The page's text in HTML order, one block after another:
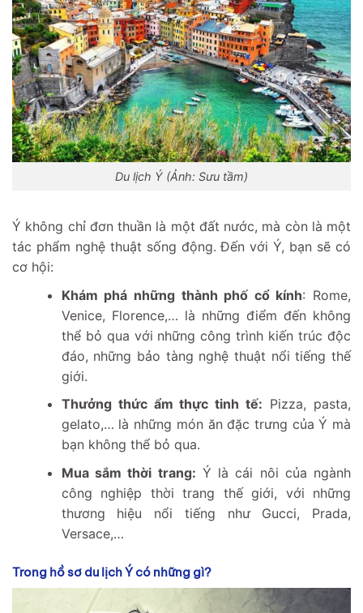
Du lịch Ý (Ảnh: Sưu tầm)
Ý không chỉ đơn thuần là một đất nước, mà còn là một
tác phẩm nghệ thuật sống động. Đến với Ý, bạn sẽ có
cơ hội:
Khám phá những thành phố cổ kính: Rome,
Venice, Florence,… là những điểm đến không
thể bỏ qua với những công trình kiến trúc độc
đáo, những bảo tàng nghệ thuật nổi tiếng thế
giới.
Thưởng thức ẩm thực tinh tế: Pizza, pasta,
gelato,… là những món ăn đặc trưng của Ý mà
bạn không thể bỏ qua.
Mua sắm thời trang: Ý là cái nôi của ngành
công nghiệp thời trang thế giới, với những
thương hiệu nổi tiếng như Gucci, Prada,
Versace,…
Trong hồ sơ du lịch Ý có những gì?